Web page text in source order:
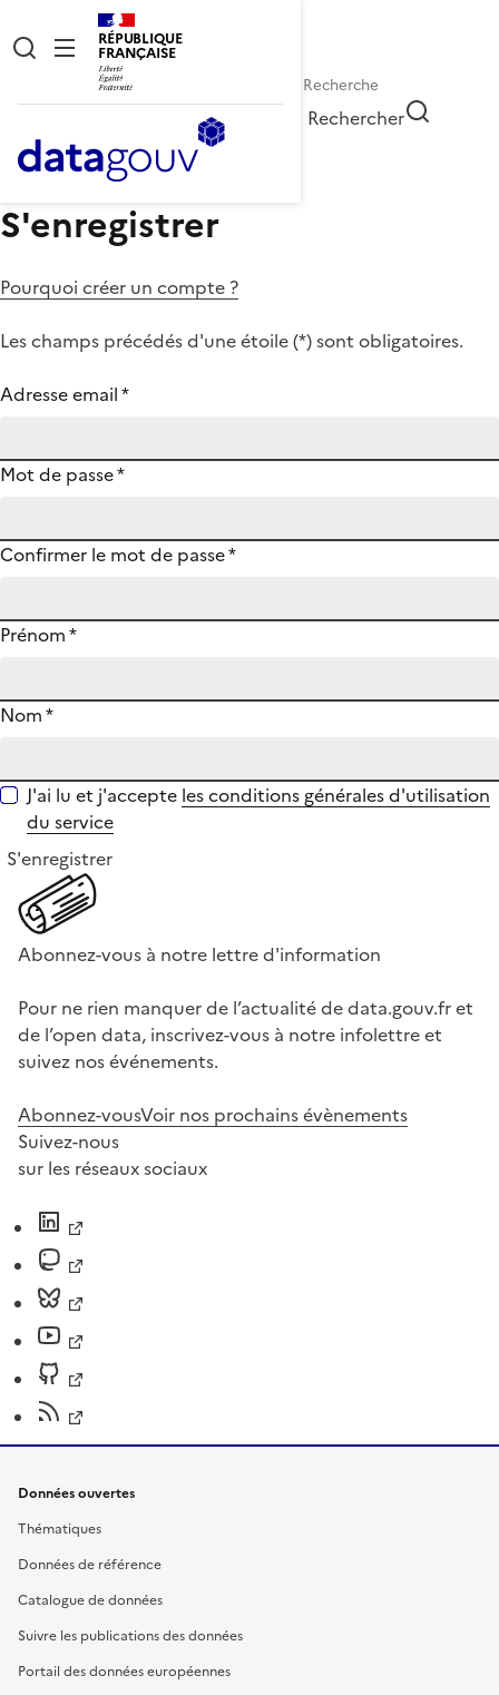
RÉPUBLIQUE
FRANÇAISE
Rechercher
S'enregistrer
Pourquoi créer un compte ?
Les champs précédés d'une étoile (*) sont obligatoires.
Adresse email*
Mot de passe*
Confirmer le mot de passe*
Prénom*
Nom*
J'ai lu et j'accepte les conditions générales d'utilisation
du service
S'enregistrer
Abonnez-vous à notre lettre d'information
Pour ne rien manquer de l’actualité de data.gouv.fr et
de l’open data, inscrivez-vous à notre infolettre et
suivez nos événements.
Abonnez-vousVoir nos prochains évènements
Suivez-nous
sur les réseaux sociaux
Données ouvertes
Thématiques
Données de référence
Catalogue de données
Suivre les publications des données
Portail des données européennes